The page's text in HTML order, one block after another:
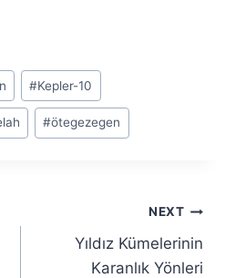
#Kepler-10
#ötegezegen
NEXT
Yıldız Kümelerinin
Karanlık Yönleri